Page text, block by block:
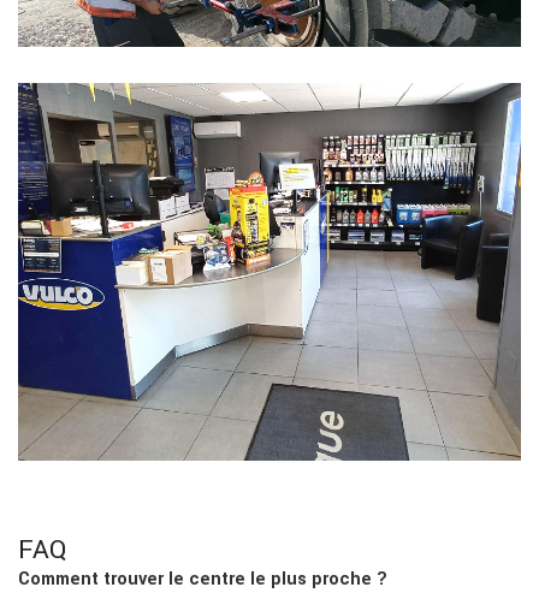
FAQ
Comment trouver le centre le plus proche ?